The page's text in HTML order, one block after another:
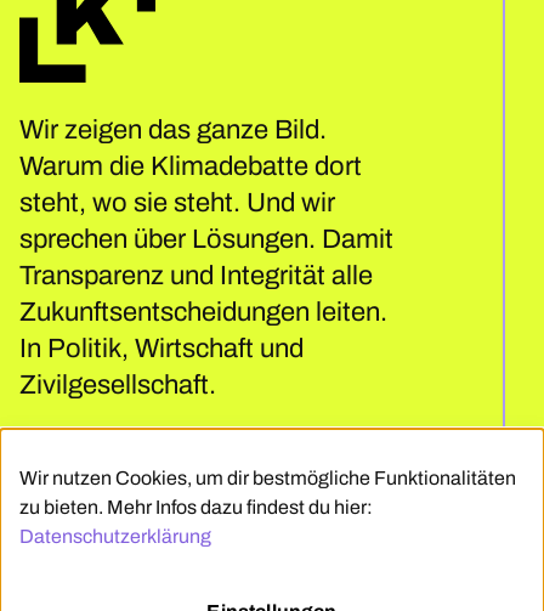
Wir zeigen das ganze Bild.
Warum die Klimadebatte dort
steht, wo sie steht. Und wir
sprechen über Lösungen. Damit
Transparenz und Integrität alle
Zukunftsentscheidungen leiten.
In Politik, Wirtschaft und
Zivilgesellschaft.
Presse
Code Of Conduct
Kontakt
Wir nutzen Cookies, um dir bestmögliche Funktionalitäten
zu bieten. Mehr Infos dazu findest du hier:
Datenschutzerklärung